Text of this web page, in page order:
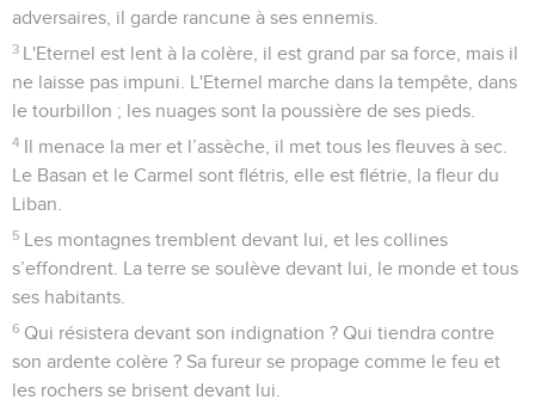
adversaires, il garde rancune à ses ennemis.
3 L'Eternel est lent à la colère, il est grand par sa force, mais il
ne laisse pas impuni. L'Eternel marche dans la tempête, dans
le tourbillon ; les nuages sont la poussière de ses pieds.
4 Il menace la mer et l’assèche, il met tous les fleuves à sec.
Le Basan et le Carmel sont flétris, elle est flétrie, la fleur du
Liban.
5 Les montagnes tremblent devant lui, et les collines
s’effondrent. La terre se soulève devant lui, le monde et tous
ses habitants.
6 Qui résistera devant son indignation ? Qui tiendra contre
son ardente colère ? Sa fureur se propage comme le feu et
les rochers se brisent devant lui.